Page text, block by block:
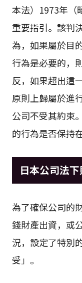
本法）1973年（
重要指引。該判
為，如果屬於目
行為是必要的，
反，如果超出這
原則上歸屬於進
公司不受其約束
的行為是否保持
日本公司法
為了確保公司的
錢財產出資，或
況，設定了特別
受」。